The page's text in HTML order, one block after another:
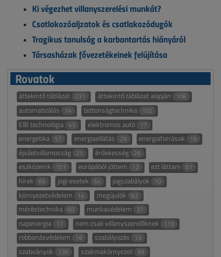
Ki végezhet villanyszerelési munkát?
Csatlakozóaljzatok és csatlakozódugók
Tragikus tanulság a karbantartás hiányáról
Társasházak fővezetékeinek felújítása
Rovatok
áttekintő táblázat 231 áttekintő táblázat alapján 106
automatizálás 14 biztonságtechnika 102
EIB technológia 43 elektromos autó 17
energetika 57 energiaellátás 29 energiaforrások 19
épületvillamosság 21 érdekesség 29
eszközeink 151 európából jöttem 12 ezt láttam 61
hírek 66 jogi esetek 54 jogszabályok 10
környezetvédelem 14 megújulók 62
méréstechnika 60 munkavédelem 37
napenergia 17 nem csak villanyszerelőknek 119
robbanásvédelem 16 szabályozás 13
szabványok 136 szakmakörnyezet 99